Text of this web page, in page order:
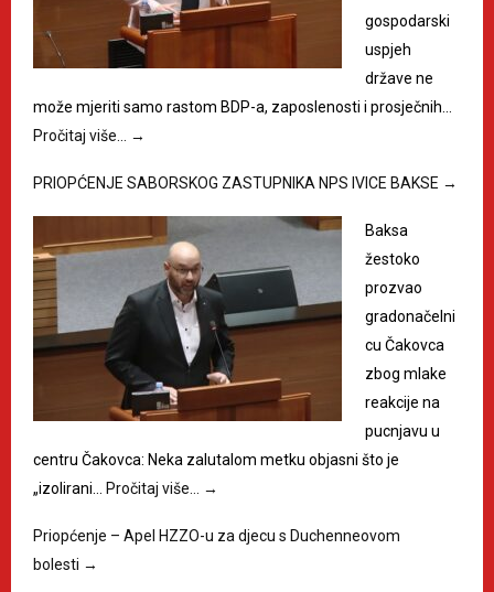
gospodarski
uspjeh
države ne
može mjeriti samo rastom BDP-a, zaposlenosti i prosječnih…
Pročitaj više…
→
PRIOPĆENJE SABORSKOG ZASTUPNIKA NPS IVICE BAKSE →
Baksa
žestoko
prozvao
gradonačelni
cu Čakovca
zbog mlake
reakcije na
pucnjavu u
centru Čakovca: Neka zalutalom metku objasni što je
„izolirani… Pročitaj više… →
Priopćenje – Apel HZZO-u za djecu s Duchenneovom
bolesti →